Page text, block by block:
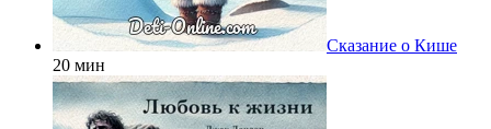
Сказание о Кише
20 мин